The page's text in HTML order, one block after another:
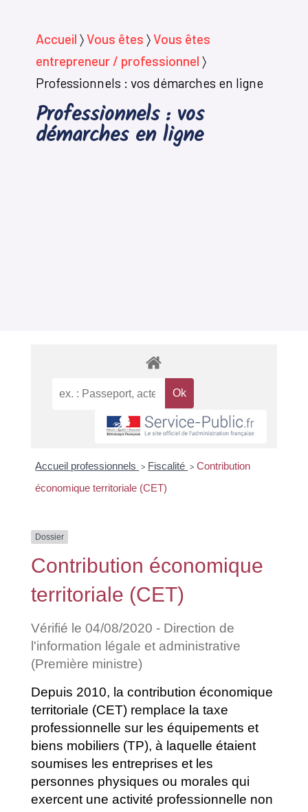
Accueil 〉Vous êtes 〉Vous êtes
entrepreneur / professionnel 〉
Professionnels : vos démarches en ligne
Professionnels : vos
démarches en ligne
Accueil professionnels > Fiscalité > Contribution
économique territoriale (CET)
Dossier
Contribution économique
territoriale (CET)
Vérifié le 04/08/2020 - Direction de
l'information légale et administrative
(Première ministre)
Depuis 2010, la contribution économique
territoriale (CET) remplace la taxe
professionnelle sur les équipements et
biens mobiliers (TP), à laquelle étaient
soumises les entreprises et les
personnes physiques ou morales qui
exercent une activité professionnelle non